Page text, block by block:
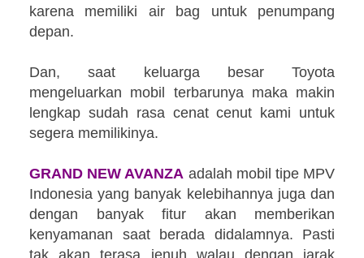
karena memiliki air bag untuk penumpang
depan.
Dan, saat keluarga besar Toyota
mengeluarkan mobil terbarunya maka makin
lengkap sudah rasa cenat cenut kami untuk
segera memilikinya.
GRAND NEW AVANZA adalah mobil tipe MPV
Indonesia yang banyak kelebihannya juga dan
dengan banyak fitur akan memberikan
kenyamanan saat berada didalamnya. Pasti
tak akan terasa jenuh walau dengan jarak